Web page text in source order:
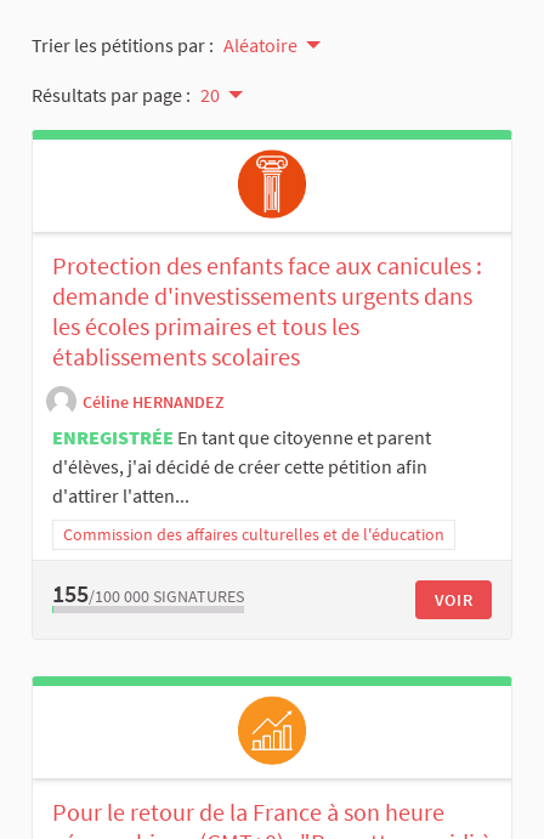
Trier les pétitions par : Aléatoire
Résultats par page : 20
Protection des enfants face aux canicules :
demande d'investissements urgents dans
les écoles primaires et tous les
établissements scolaires
Céline HERNANDEZ
ENREGISTRÉE En tant que citoyenne et parent
d'élèves, j'ai décidé de créer cette pétition afin
d'attirer l'atten...
Commission des affaires culturelles et de l'éducation
155/100 000 SIGNATURES VOIR
Pour le retour de la France à son heure